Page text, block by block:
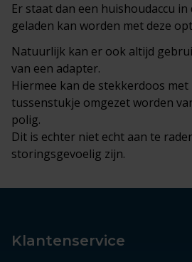
Er staat dan een huishoudaccu in
geladen kan worden met deze
Natuurlijk kan er ook altijd
van een adapter.
Hiermee kan de stekkerdoos
tussenstukje omgezet worden
polig.
Dit is echter niet echt aan te
storingsgevoelig zijn.
Klantenservice